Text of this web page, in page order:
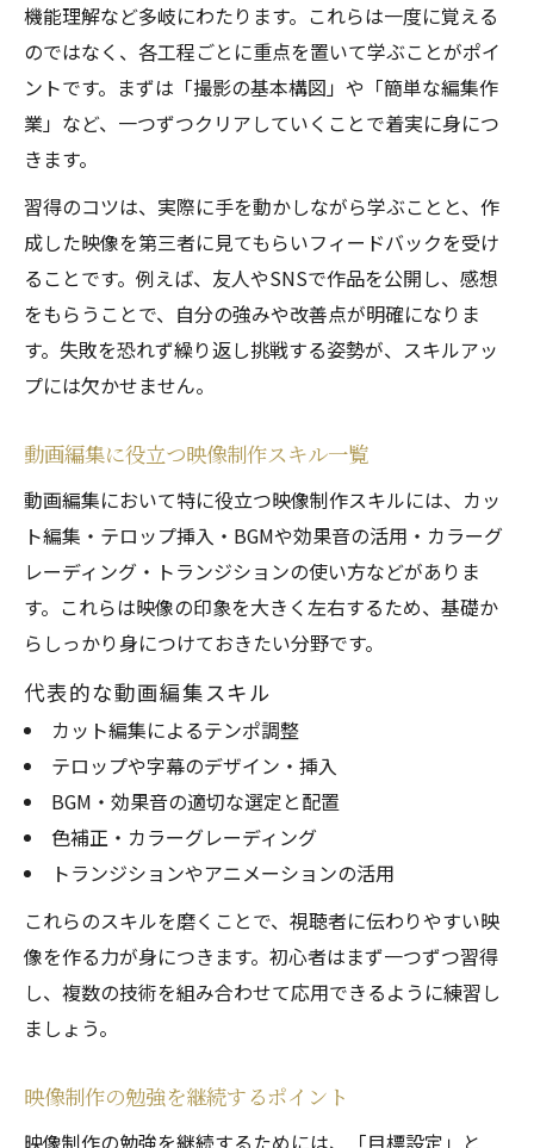
機能理解など多岐にわたります。これらは一度に覚える
のではなく、各工程ごとに重点を置いて学ぶことがポイ
ントです。まずは「撮影の基本構図」や「簡単な編集作
業」など、一つずつクリアしていくことで着実に身につ
きます。
習得のコツは、実際に手を動かしながら学ぶことと、作
成した映像を第三者に見てもらいフィードバックを受け
ることです。例えば、友人やSNSで作品を公開し、感想
をもらうことで、自分の強みや改善点が明確になりま
す。失敗を恐れず繰り返し挑戦する姿勢が、スキルアッ
プには欠かせません。
動画編集に役立つ映像制作スキル一覧
動画編集において特に役立つ映像制作スキルには、カッ
ト編集・テロップ挿入・BGMや効果音の活用・カラーグ
レーディング・トランジションの使い方などがありま
す。これらは映像の印象を大きく左右するため、基礎か
らしっかり身につけておきたい分野です。
代表的な動画編集スキル
カット編集によるテンポ調整
テロップや字幕のデザイン・挿入
BGM・効果音の適切な選定と配置
色補正・カラーグレーディング
トランジションやアニメーションの活用
これらのスキルを磨くことで、視聴者に伝わりやすい映
像を作る力が身につきます。初心者はまず一つずつ習得
し、複数の技術を組み合わせて応用できるように練習し
ましょう。
映像制作の勉強を継続するポイント
映像制作の勉強を継続するためには、「目標設定」と